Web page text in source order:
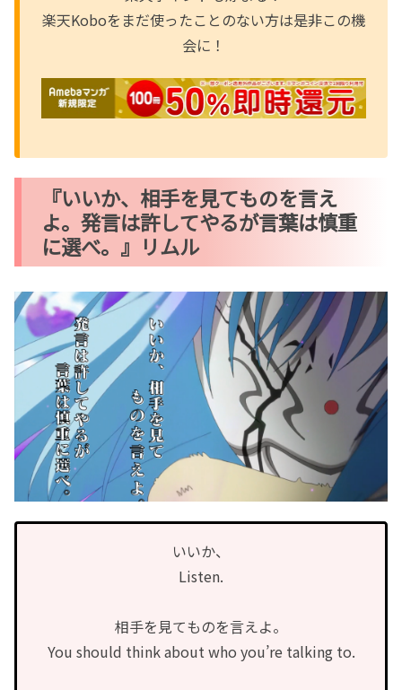
楽天Koboをまだ使ったことのない方は是非この機
会に！
『いいか、相手を見てものを言え
よ。発言は許してやるが言葉は慎重
に選べ。』リムル
いいか、
Listen.
相手を見てものを言えよ。
You should think about who you’re talking to.